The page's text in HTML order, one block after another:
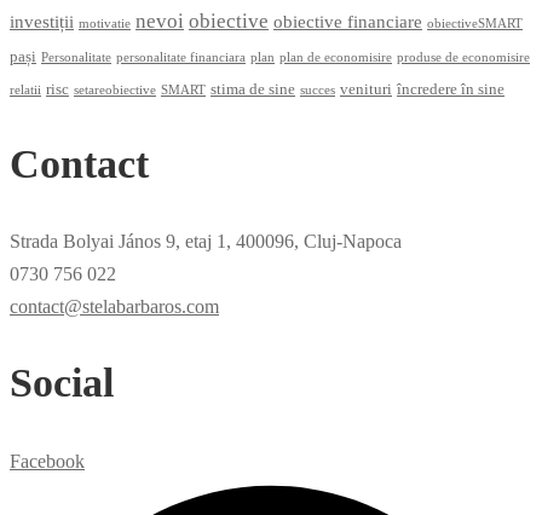
investiții motivatie nevoi obiective obiective financiare obiectiveSMART
pași Personalitate personalitate financiara plan plan de economisire produse de economisire
relatii risc setareobiective SMART stima de sine succes venituri încredere în sine
Contact
Strada Bolyai János 9, etaj 1, 400096, Cluj-Napoca
0730 756 022
contact@stelabarbaros.com
Social
Facebook